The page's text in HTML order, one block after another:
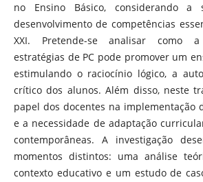
no Ensino Básico, considerando a
desenvolvimento de competências
XXI. Pretende-se analisar como
estratégias de PC pode promover um
estimulando o raciocínio lógico, a
crítico dos alunos. Além disso, neste
papel dos docentes na implementação
e a necessidade de adaptação
contemporâneas. A investigação
momentos distintos: uma análise
contexto educativo e um estudo de